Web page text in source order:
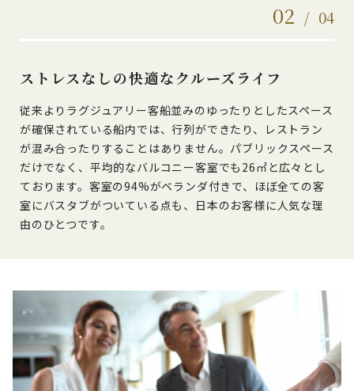
02 / 04
ストレスなしの快適なクルーズライフ
従来よりラグジュアリー客船並みのゆったりとしたスペース
が確保されている船内では、行列ができたり、レストラン
が混み合ったりすることはありません。パブリックスペース
だけでなく、平均的なバルコニー客室でも26㎡と広々とし
ております。客室の94%がベランダ付きで、ほぼ全ての客
室にバスタブがついている点も、日本のお客様に人気な理
由のひとつです。